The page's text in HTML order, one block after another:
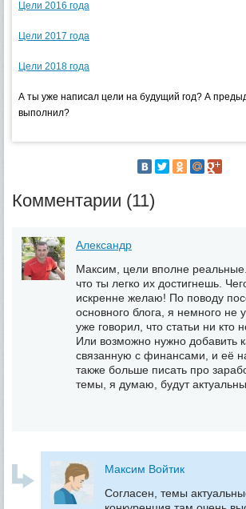
Цели 2016 года
Цели 2017 года
Цели 2018 года
А ты уже написал цели на будущий год? А
выполнил?
Комментарии (11)
Александр
Максим, цели вполне
что ты легко их достигнешь.
искренне желаю! По поводу
основного блога, я немного не
уже говорил, что статьи ни кто
Или возможно нужно добавить
связанную с финансами, и её
также больше писать про
темы, я думаю, будут актуальны
Максим Войтик
Согласен, темы